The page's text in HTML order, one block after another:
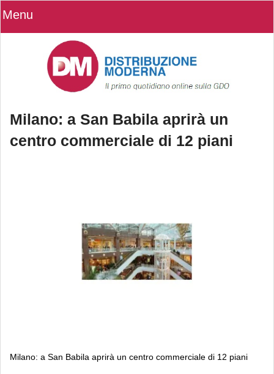
Menu
Milano: a San Babila aprirà un
centro commerciale di 12 piani
Milano: a San Babila aprirà un centro commerciale di 12 piani